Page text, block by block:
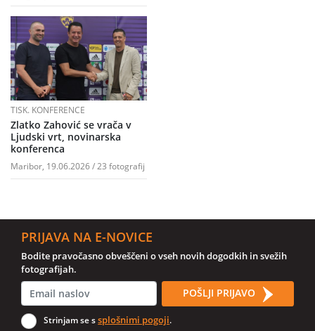
TISK. KONFERENCE
Zlatko Zahović se vrača v
Ljudski vrt, novinarska
konferenca
Maribor, 19.06.2026 / 23 fotografij
PRIJAVA NA E-NOVICE
Bodite pravočasno obveščeni o vseh novih dogodkih in svežih
fotografijah.
POŠLJI PRIJAVO
Strinjam se ssplošnimi pogoji.